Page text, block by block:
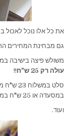
את כל אלו נוכל לאכול
גם מבחינת המחירים
משולש פיצה בישיבה במקום
עולה רק 25 ש"ח
!!
במסעדה או 25 ש"ח במשלוח
ועוד.